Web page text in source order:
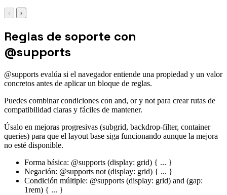
‹ ›
Reglas de soporte con
@supports
@supports evalúa si el navegador entiende una propiedad y un valor
concretos antes de aplicar un bloque de reglas.
Puedes combinar condiciones con and, or y not para crear rutas de
compatibilidad claras y fáciles de mantener.
Úsalo en mejoras progresivas (subgrid, backdrop-filter, container
queries) para que el layout base siga funcionando aunque la mejora
no esté disponible.
Forma básica: @supports (display: grid) { ... }
Negación: @supports not (display: grid) { ... }
Condición múltiple: @supports (display: grid) and (gap:
1rem) { ... }